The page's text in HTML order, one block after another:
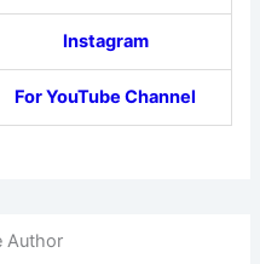
Instagram
For YouTube Channel
Author